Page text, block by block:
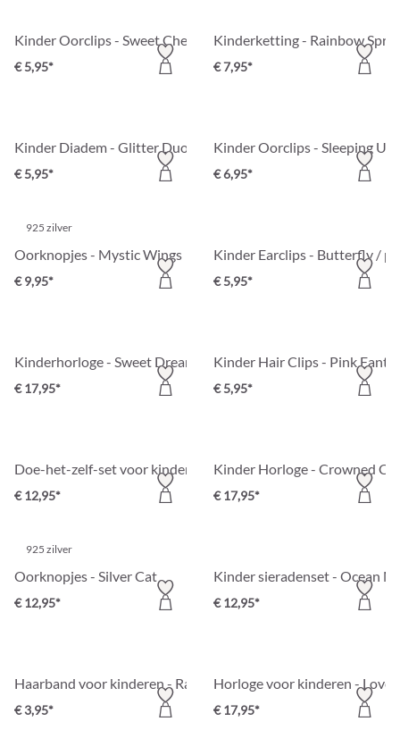
Kinder Oorclips - Sweet Cherry
€ 5,95*
Kinderketting - Rainbow
€ 7,95*
Kinder Diadem - Glitter Duo
€ 5,95*
Kinder Oorclips - Sleeping
€ 6,95*
925 zilver
Oorknopjes - Mystic Wings
€ 9,95*
Kinder Earclips - Butterfly /
€ 5,95*
Kinderhorloge - Sweet Dream
€ 17,95*
Kinder Hair Clips - Pink
€ 5,95*
Doe-het-zelf-set voor kinderen - Lovely Beads
€ 12,95*
Kinder Horloge - Crowned Cat
€ 17,95*
925 zilver
Oorknopjes - Silver Cat
€ 12,95*
Kinder sieradenset - Ocean
€ 12,95*
Haarband voor kinderen - Rainbow Color
€ 3,95*
Horloge voor kinderen -
€ 17,95*